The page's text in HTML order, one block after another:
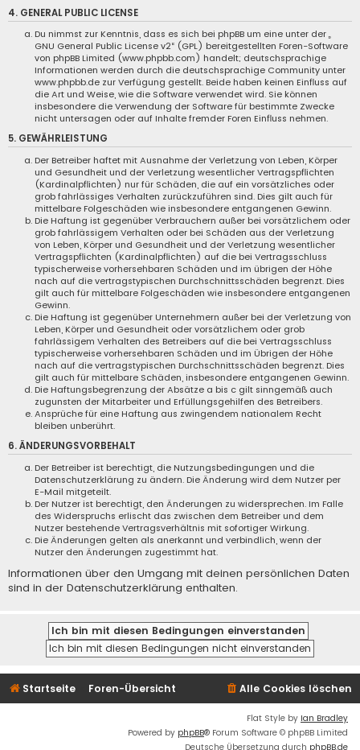
4. GENERAL PUBLIC LICENSE
Du nimmst zur Kenntnis, dass es sich bei phpBB um eine unter der „
GNU General Public License v2“ (GPL) bereitgestellten Foren-Software
von phpBB Limited (www.phpbb.com) handelt; deutschsprachige
Informationen werden durch die deutschsprachige Community unter
www.phpbb.de zur Verfügung gestellt. Beide haben keinen Einfluss auf
die Art und Weise, wie die Software verwendet wird. Sie können
insbesondere die Verwendung der Software für bestimmte Zwecke
nicht untersagen oder auf Inhalte fremder Foren Einfluss nehmen.
5. GEWÄHRLEISTUNG
Der Betreiber haftet mit Ausnahme der Verletzung von Leben, Körper
und Gesundheit und der Verletzung wesentlicher Vertragspflichten
(Kardinalpflichten) nur für Schäden, die auf ein vorsätzliches oder
grob fahrlässiges Verhalten zurückzuführen sind. Dies gilt auch für
mittelbare Folgeschäden wie insbesondere entgangenen Gewinn.
Die Haftung ist gegenüber Verbrauchern außer bei vorsätzlichem oder
grob fahrlässigem Verhalten oder bei Schäden aus der Verletzung
von Leben, Körper und Gesundheit und der Verletzung wesentlicher
Vertragspflichten (Kardinalpflichten) auf die bei Vertragsschluss
typischerweise vorhersehbaren Schäden und im übrigen der Höhe
nach auf die vertragstypischen Durchschnittsschäden begrenzt. Dies
gilt auch für mittelbare Folgeschäden wie insbesondere entgangenen
Gewinn.
Die Haftung ist gegenüber Unternehmern außer bei der Verletzung von
Leben, Körper und Gesundheit oder vorsätzlichem oder grob
fahrlässigem Verhalten des Betreibers auf die bei Vertragsschluss
typischerweise vorhersehbaren Schäden und im Übrigen der Höhe
nach auf die vertragstypischen Durchschnittsschäden begrenzt. Dies
gilt auch für mittelbare Schäden, insbesondere entgangenen Gewinn.
Die Haftungsbegrenzung der Absätze a bis c gilt sinngemäß auch
zugunsten der Mitarbeiter und Erfüllungsgehilfen des Betreibers.
Ansprüche für eine Haftung aus zwingendem nationalem Recht
bleiben unberührt.
6. ÄNDERUNGSVORBEHALT
Der Betreiber ist berechtigt, die Nutzungsbedingungen und die
Datenschutzerklärung zu ändern. Die Änderung wird dem Nutzer per
E-Mail mitgeteilt.
Der Nutzer ist berechtigt, den Änderungen zu widersprechen. Im Falle
des Widerspruchs erlischt das zwischen dem Betreiber und dem
Nutzer bestehende Vertragsverhältnis mit sofortiger Wirkung.
Die Änderungen gelten als anerkannt und verbindlich, wenn der
Nutzer den Änderungen zugestimmt hat.
Informationen über den Umgang mit deinen persönlichen Daten
sind in der Datenschutzerklärung enthalten.
Startseite Foren-Übersicht Alle Cookies löschen
Flat Style by Ian Bradley
Powered by phpBB® Forum Software © phpBB Limited
Deutsche Übersetzung durch phpBB.de